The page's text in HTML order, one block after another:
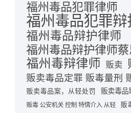
福州毒品犯罪律师
福州毒品犯罪辩
福州毒品辩护律师
福州毒品辩护律师
福州毒辩律师 贩卖
贩卖毒品定罪 贩毒量刑
贩卖毒品案，从轻处罚 贩卖毒品
贩毒 公安机关 控制 特情介入 从轻
贩